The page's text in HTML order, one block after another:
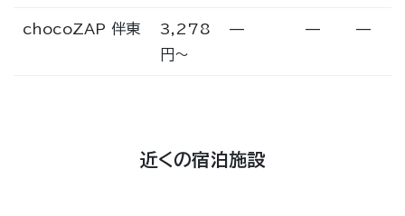
chocoZAP 伴東
3,278
円〜
— — —
近くの宿泊施設